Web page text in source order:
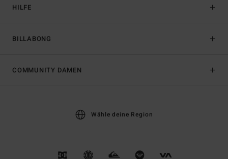
HILFE
BILLABONG
COMMUNITY DAMEN
Wähle deine Region